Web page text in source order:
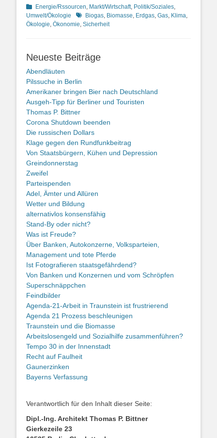
Kategorien
Energie/Rssourcen Markt/Wirtschaft, Politik/Soziales
Umwelt/Ökologie
Schlagworte
Biogas Biomasse Erdgas Gas Klima
Ökologie Ökonomie Sicherheit
Neueste Beiträge
Abendläuten
Pilssuche in Berlin
Amerikaner bringen Bier nach Deutschland
Ausgeh-Tipp für Berliner und Touristen
Thomas P. Bittner
Corona Shutdown beenden
Die russischen Dollars
Klage gegen den Rundfunkbeitrag
Von Staatsbürgern, Kühen und Depression
Greindonnerstag
Zweifel
Parteispenden
Adel, Ämter und Allüren
Wetter und Bildung
alternativlos konsensfähig
Stand-By oder nicht?
Was ist Freude?
Über Banken, Autokonzerne, Volksparteien,
Management und tote Pferde
Ist Fotografieren staatsgefährdend?
Von Banken und Konzernen und vom Schröpfen
Superschnäppchen
Feindbilder
Agenda-21-Arbeit in Traunstein ist frustrierend
Agenda 21 Prozess beschleunigen
Traunstein und die Biomasse
Arbeitslosengeld und Sozialhilfe zusammenführen?
Tempo 30 in der Innenstadt
Recht auf Faulheit
Gaunerzinken
Bayerns Verfassung
Verantwortlich für den Inhalt dieser Seite:
Dipl.-Ing. Architekt Thomas P. Bittner
Gierkezeile 23